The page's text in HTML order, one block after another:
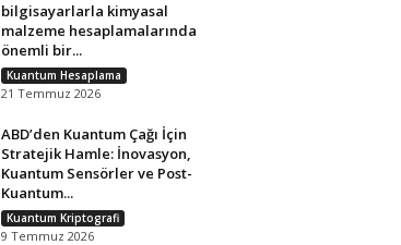
bilgisayarlarla kimyasal
malzeme hesaplamalarında
önemli bir...
Kuantum Hesaplama
21 Temmuz 2026
ABD’den Kuantum Çağı İçin
Stratejik Hamle: İnovasyon,
Kuantum Sensörler ve Post-
Kuantum...
Kuantum Kriptografi
9 Temmuz 2026